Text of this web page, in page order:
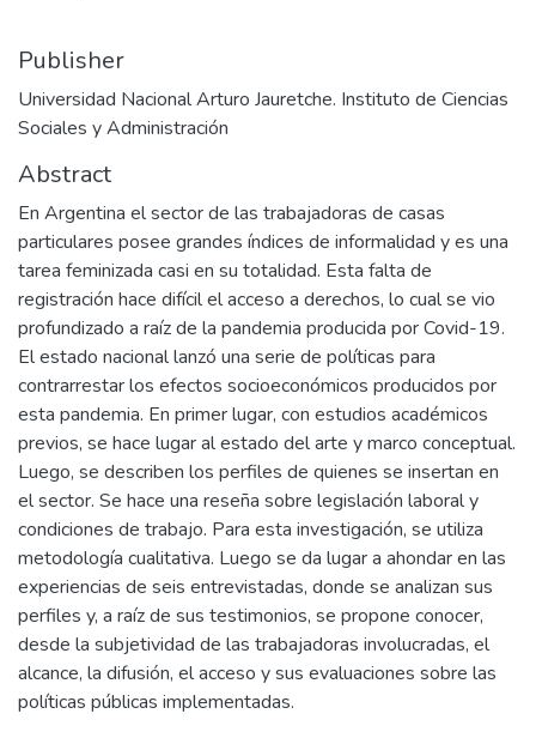
Publisher
Universidad Nacional Arturo Jauretche. Instituto de Ciencias
Sociales y Administración
Abstract
En Argentina el sector de las trabajadoras de casas
particulares posee grandes índices de informalidad y es una
tarea feminizada casi en su totalidad. Esta falta de
registración hace difícil el acceso a derechos, lo cual se vio
profundizado a raíz de la pandemia producida por Covid-19.
El estado nacional lanzó una serie de políticas para
contrarrestar los efectos socioeconómicos producidos por
esta pandemia. En primer lugar, con estudios académicos
previos, se hace lugar al estado del arte y marco conceptual.
Luego, se describen los perfiles de quienes se insertan en
el sector. Se hace una reseña sobre legislación laboral y
condiciones de trabajo. Para esta investigación, se utiliza
metodología cualitativa. Luego se da lugar a ahondar en las
experiencias de seis entrevistadas, donde se analizan sus
perfiles y, a raíz de sus testimonios, se propone conocer,
desde la subjetividad de las trabajadoras involucradas, el
alcance, la difusión, el acceso y sus evaluaciones sobre las